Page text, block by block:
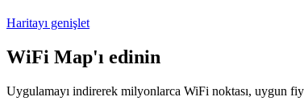
Haritayı genişlet
WiFi Map'ı edinin
Uygulamayı indirerek milyonlarca WiFi noktası, uygun